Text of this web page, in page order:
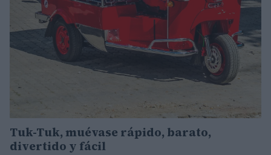
Tuk-Tuk, muévase rápido, barato,
divertido y fácil